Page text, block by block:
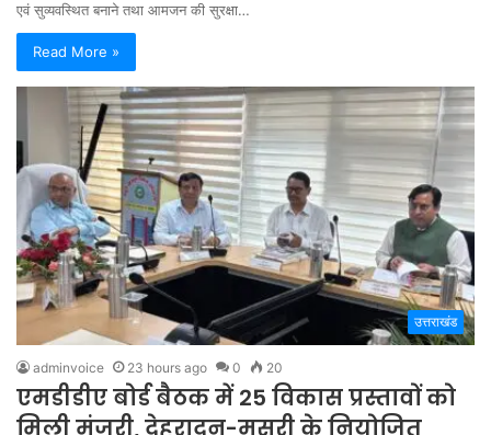
एवं सुव्यवस्थित बनाने तथा आमजन की सुरक्षा…
Read More »
उत्तराखंड
adminvoice 23 hours ago 0 20
एमडीडीए बोर्ड बैठक में 25 विकास प्रस्तावों को
मिली मंजूरी, देहरादून-मसूरी के नियोजित